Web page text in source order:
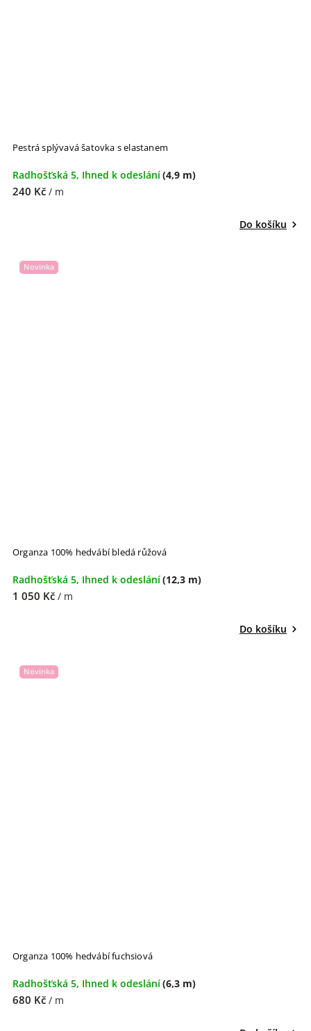
Pestrá splývavá šatovka s elastanem
Radhošťská 5, Ihned k odeslání(4,9 m)
240 Kč / m
Do košíku
Novinka
Organza 100% hedvábí bledá růžová
Radhošťská 5, Ihned k odeslání(12,3 m)
1 050 Kč / m
Do košíku
Novinka
Organza 100% hedvábí fuchsiová
Radhošťská 5, Ihned k odeslání(6,3 m)
680 Kč / m